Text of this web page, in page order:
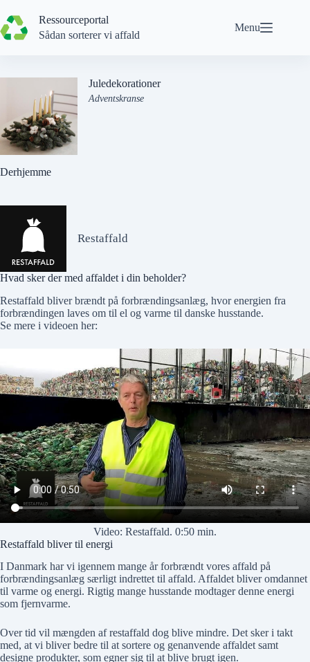
til
indhold
Ressourceportal
Sådan sorterer vi affald
Menu
Juledekorationer
Adventskranse
Derhjemme
Restaffald
Hvad sker der med affaldet i din beholder?
Restaffald bliver brændt på forbrændingsanlæg, hvor energien fra
forbrændingen laves om til el og varme til danske husstande.
Se mere i videoen her:
Video: Restaffald. 0:50 min.
Restaffald bliver til energi
I Danmark har vi igennem mange år forbrændt vores affald på
forbrændingsanlæg særligt indrettet til affald. Affaldet bliver omdannet
til varme og energi. Rigtig mange husstande modtager denne energi
som fjernvarme.
Over tid vil mængden af restaffald dog blive mindre. Det sker i takt
med, at vi bliver bedre til at sortere og genanvende affaldet samt
designe produkter, som egner sig til at blive brugt igen.